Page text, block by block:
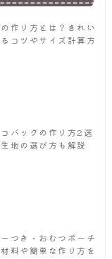
作り方とは？きれい
コツやサイズ計算方
バッグの作り方2選
地の選び方も解説
つき・おむつポーチ
料や簡単な作り方を